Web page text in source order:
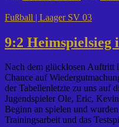
Fußball | Laager SV 03
9:2 Heimspielsieg
Nach dem glücklosen Auftritt
Chance auf
der Tabellenletzte zu uns auf
Jugendspieler Ole, Eric,
Beginn an spielen und
Trainingsarbeit und das